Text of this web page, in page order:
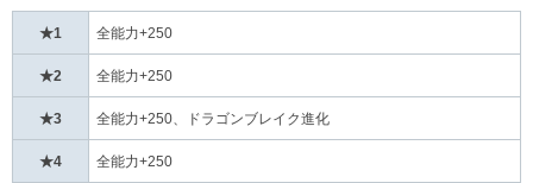
★1 全能力+250
★2 全能力+250
★3 全能力+250、ドラゴンブレイク進化
★4 全能力+250